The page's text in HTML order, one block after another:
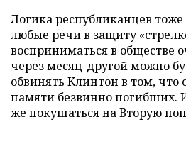
Логика республиканцев
любые речи в защиту
восприниматься в обществе
через месяц-другой можно
обвинять Клинтон в том, что
памяти безвинно погибших.
же покушаться на Вторую